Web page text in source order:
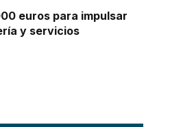
euros para impulsar
y servicios